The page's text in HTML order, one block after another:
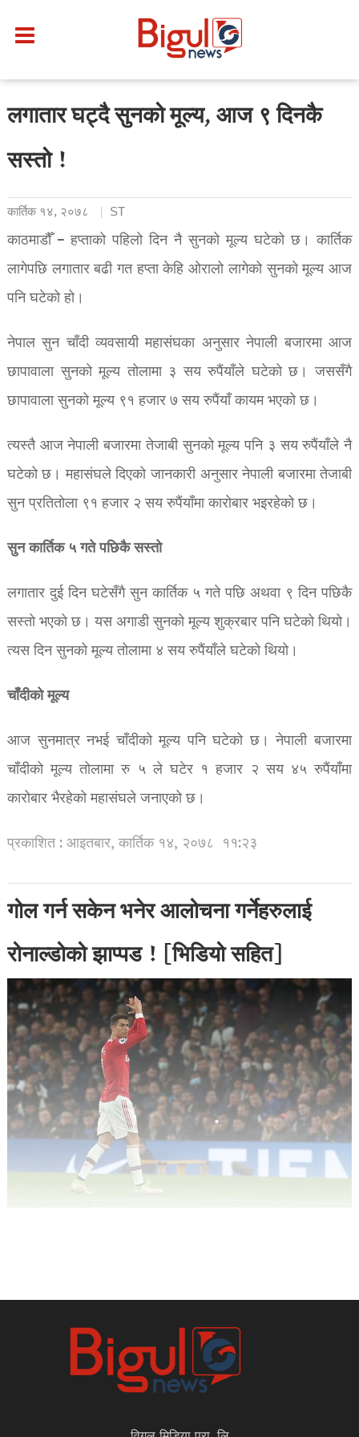
लगातार घट्दै सुनको मूल्य, आज ९ दिनकै
सस्तो !
कार्तिक १४, २०७८ ST
काठमाडौँ – हप्ताको पहिलो दिन नै सुनको मूल्य घटेको छ। कार्तिक
लागेपछि लगातार बढी गत हप्ता केहि ओरालो लागेको सुनको मूल्य आज
पनि घटेको हो।
नेपाल सुन चाँदी व्यवसायी महासंघका अनुसार नेपाली बजारमा आज
छापावाला सुनको मूल्य तोलामा ३ सय रुपैंयाँले घटेको छ। जससँगै
छापावाला सुनको मूल्य ९१ हजार ७ सय रुपैंयाँ कायम भएको छ।
त्यस्तै आज नेपाली बजारमा तेजाबी सुनको मूल्य पनि ३ सय रुपैंयाँले नै
घटेको छ। महासंघले दिएको जानकारी अनुसार नेपाली बजारमा तेजाबी
सुन प्रतितोला ९१ हजार २ सय रुपैंयाँमा कारोबार भइरहेको छ।
सुन कार्तिक ५ गते पछिकै सस्तो
लगातार दुई दिन घटेसँगै सुन कार्तिक ५ गते पछि अथवा ९ दिन पछिकै
सस्तो भएको छ। यस अगाडी सुनको मूल्य शुक्रबार पनि घटेको थियो।
त्यस दिन सुनको मूल्य तोलामा ४ सय रुपैंयाँले घटेको थियो।
चाँदीको मूल्य
आज सुनमात्र नभई चाँदीको मूल्य पनि घटेको छ। नेपाली बजारमा
चाँदीको मूल्य तोलामा रु ५ ले घटेर १ हजार २ सय ४५ रुपैंयाँमा
कारोबार भैरहेको महासंघले जनाएको छ।
प्रकाशित : आइतबार, कार्तिक १४, २०७८ ११:२३
गोल गर्न सकेन भनेर आलोचना गर्नेहरुलाई
रोनाल्डोको झाप्पड ! [भिडियो सहित]